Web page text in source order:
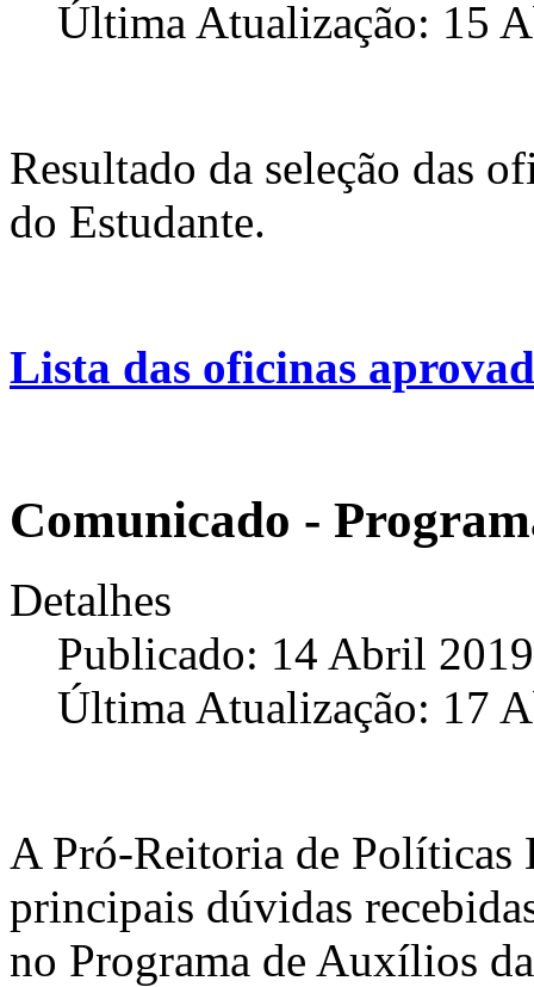
Última Atualização: 15
Resultado da seleção das
do Estudante.
Lista das oficinas
Comunicado -
Detalhes
Publicado: 14 Abril 2019
Última Atualização: 17
A Pró-Reitoria de Políticas
principais dúvidas
no Programa de Auxílios